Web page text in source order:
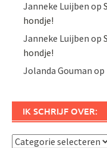
Janneke Luijben op
hondje!
Janneke Luijben op
hondje!
Jolanda Gouman op
IK SCHRIJF OVER:
Ik